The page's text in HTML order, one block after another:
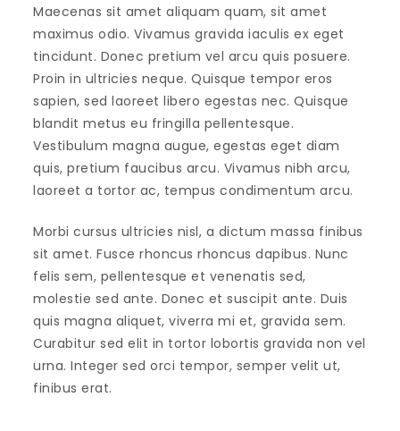
Maecenas sit amet aliquam quam, sit amet
maximus odio. Vivamus gravida iaculis ex eget
tincidunt. Donec pretium vel arcu quis posuere.
Proin in ultricies neque. Quisque tempor eros
sapien, sed laoreet libero egestas nec. Quisque
blandit metus eu fringilla pellentesque.
Vestibulum magna augue, egestas eget diam
quis, pretium faucibus arcu. Vivamus nibh arcu,
laoreet a tortor ac, tempus condimentum arcu.
Morbi cursus ultricies nisl, a dictum massa finibus
sit amet. Fusce rhoncus rhoncus dapibus. Nunc
felis sem, pellentesque et venenatis sed,
molestie sed ante. Donec et suscipit ante. Duis
quis magna aliquet, viverra mi et, gravida sem.
Curabitur sed elit in tortor lobortis gravida non vel
urna. Integer sed orci tempor, semper velit ut,
finibus erat.